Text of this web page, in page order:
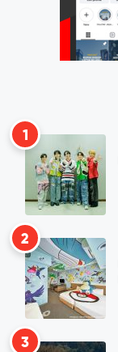
1
2
3